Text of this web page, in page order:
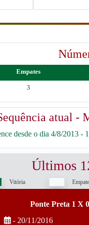
Empates
3
atual -
desde o dia 4/8/2013 -
Últimos
Vitória Empate
Ponte Preta 1 X
- 20/11/2016